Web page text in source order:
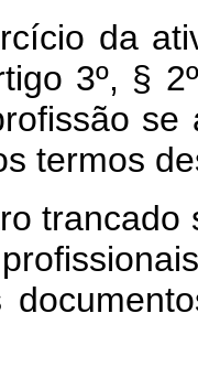
da
3º, §
termos